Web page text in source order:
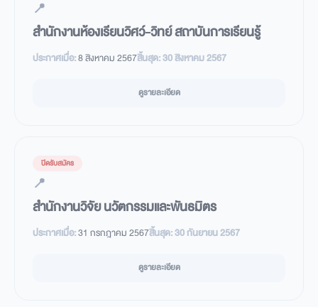
📍
สำนักงานห้องเรียนวิศว์-วิทย์ สถาบันการเรียนรู้
ประกาศเมื่อ:8 สิงหาคม 2567สิ้นสุด:30 สิงหาคม 2567
ดูรายละเอียด
ปิดรับสมัคร
📍
สำนักงานวิจัย นวัตกรรมและพันธมิตร
ประกาศเมื่อ:31 กรกฎาคม 2567สิ้นสุด:30 กันยายน 2567
ดูรายละเอียด